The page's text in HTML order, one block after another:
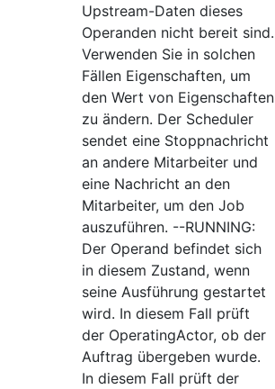
Upstream-Daten dieses
Operanden nicht bereit sind.
Verwenden Sie in solchen
Fällen Eigenschaften, um
den Wert von Eigenschaften
zu ändern. Der Scheduler
sendet eine Stoppnachricht
an andere Mitarbeiter und
eine Nachricht an den
Mitarbeiter, um den Job
auszuführen. --RUNNING:
Der Operand befindet sich
in diesem Zustand, wenn
seine Ausführung gestartet
wird. In diesem Fall prüft
der OperatingActor, ob der
Auftrag übergeben wurde.
In diesem Fall prüft der